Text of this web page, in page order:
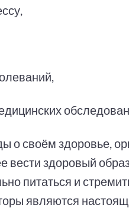
о своём здоровье,
вести здоровый
питаться и
являются